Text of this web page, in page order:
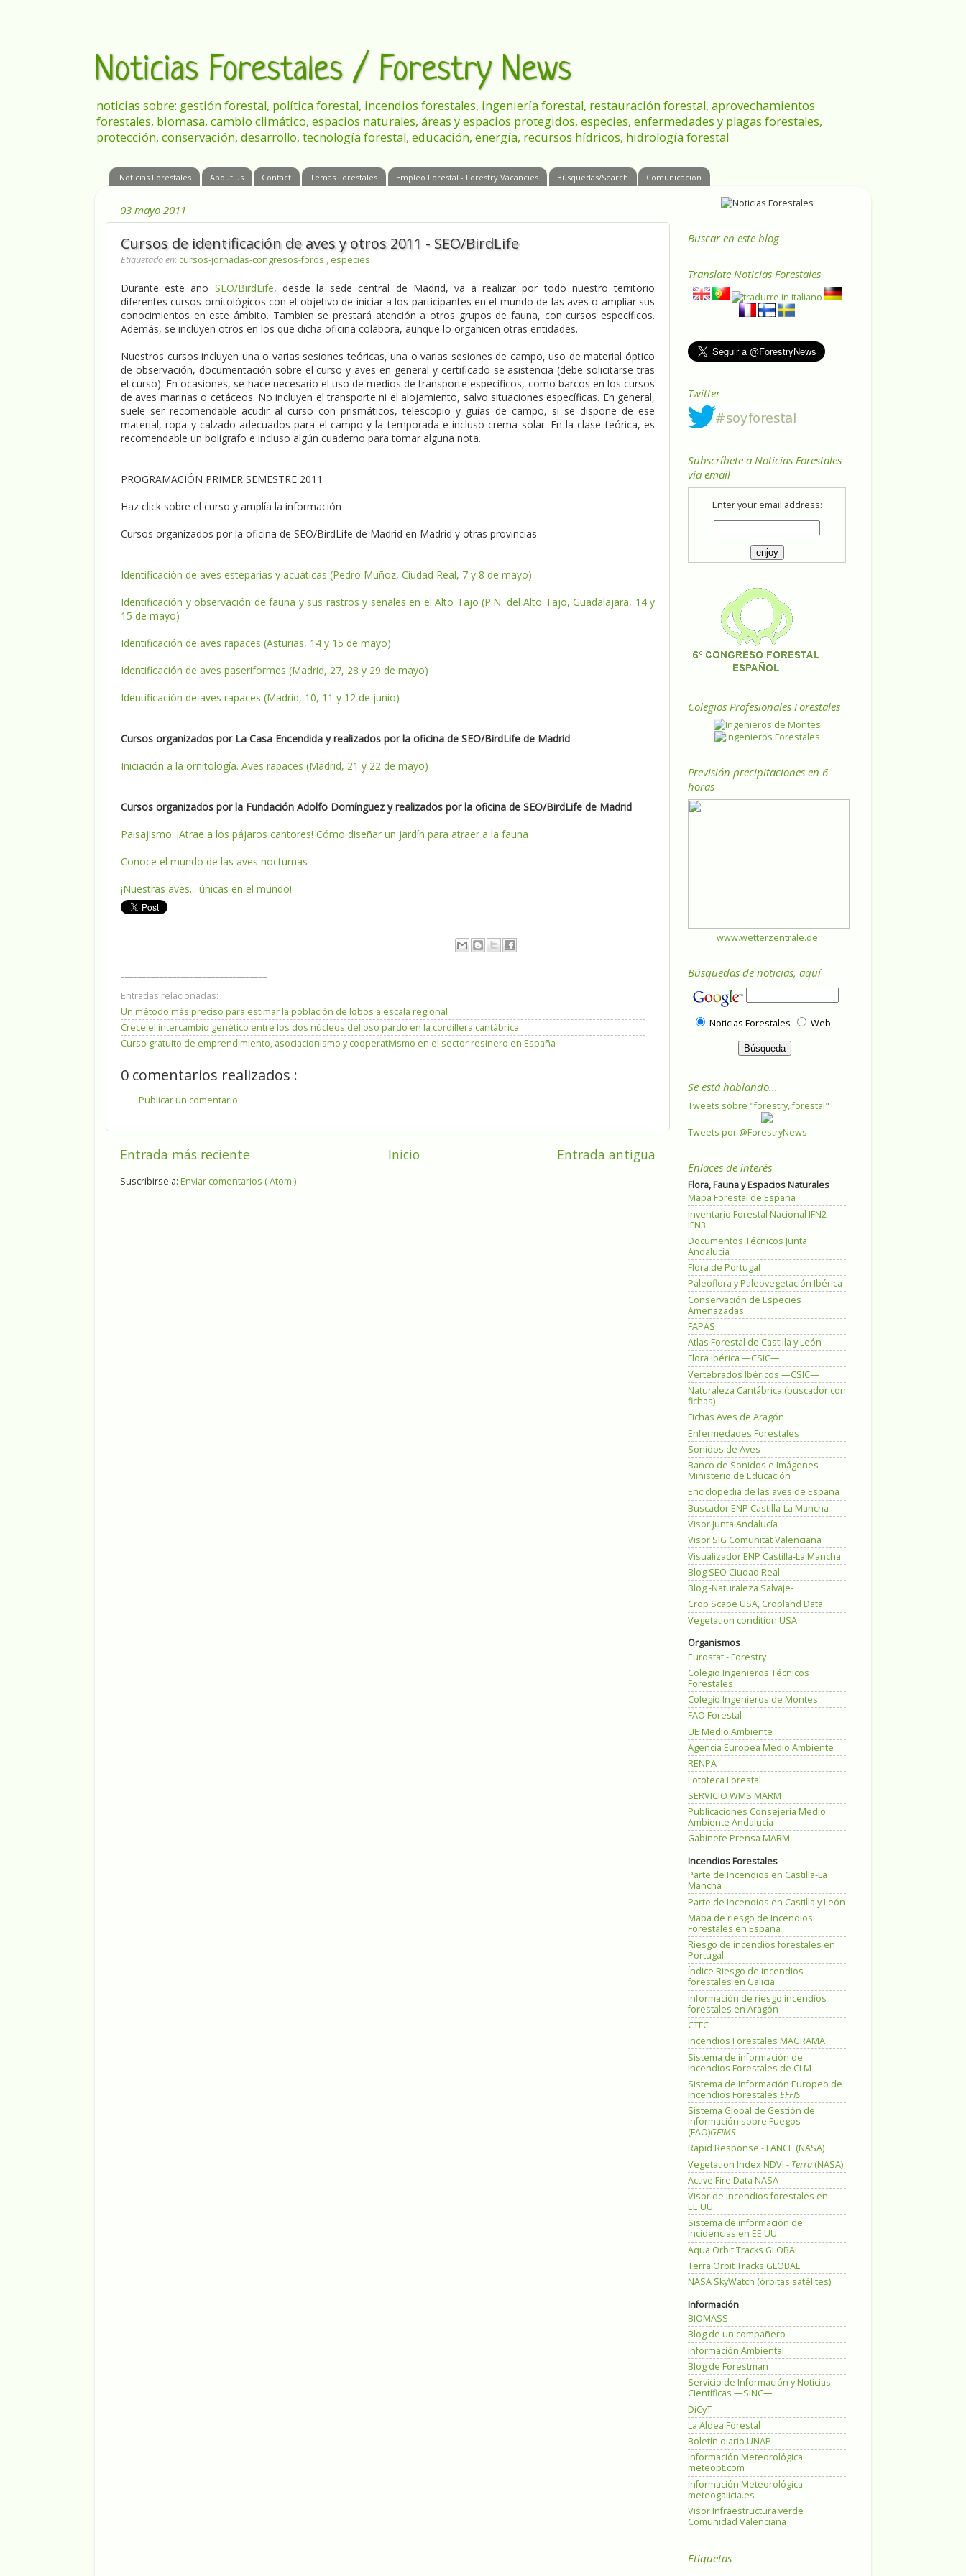
Noticias Forestales / Forestry News
noticias sobre: gestión forestal, política forestal, incendios forestales, ingeniería forestal, restauración forestal, aprovechamientos
forestales, biomasa, cambio climático, espacios naturales, áreas y espacios protegidos, especies, enfermedades y plagas forestales,
protección, conservación, desarrollo, tecnología forestal, educación, energía, recursos hídricos, hidrología forestal
Noticias Forestales About us Contact Temas Forestales Empleo Forestal - Forestry Vacancies Búsquedas/Search Comunicación
03 mayo 2011
Cursos de identificación de aves y otros 2011 - SEO/BirdLife
Etiquetado en: cursos-jornadas-congresos-foros , especies
Durante este año SEO/BirdLife, desde la sede central de Madrid, va a realizar por todo nuestro territorio
diferentes cursos ornitológicos con el objetivo de iniciar a los participantes en el mundo de las aves o ampliar sus
conocimientos en este ámbito. Tambien se prestará atención a otros grupos de fauna, con cursos específicos.
Además, se incluyen otros en los que dicha oficina colabora, aunque lo organicen otras entidades.
Nuestros cursos incluyen una o varias sesiones teóricas, una o varias sesiones de campo, uso de material óptico
de observación, documentación sobre el curso y aves en general y certificado se asistencia (debe solicitarse tras
el curso). En ocasiones, se hace necesario el uso de medios de transporte específicos, como barcos en los cursos
de aves marinas o cetáceos. No incluyen el transporte ni el alojamiento, salvo situaciones específicas. En general,
suele ser recomendable acudir al curso con prismáticos, telescopio y guías de campo, si se dispone de ese
material, ropa y calzado adecuados para el campo y la temporada e incluso crema solar. En la clase teórica, es
recomendable un bolígrafo e incluso algún cuaderno para tomar alguna nota.
PROGRAMACIÓN PRIMER SEMESTRE 2011
Haz click sobre el curso y amplía la información
Cursos organizados por la oficina de SEO/BirdLife de Madrid en Madrid y otras provincias
Identificación de aves esteparias y acuáticas (Pedro Muñoz, Ciudad Real, 7 y 8 de mayo)
Identificación y observación de fauna y sus rastros y señales en el Alto Tajo (P.N. del Alto Tajo, Guadalajara, 14 y
15 de mayo)
Identificación de aves rapaces (Asturias, 14 y 15 de mayo)
Identificación de aves paseriformes (Madrid, 27, 28 y 29 de mayo)
Identificación de aves rapaces (Madrid, 10, 11 y 12 de junio)
Cursos organizados por La Casa Encendida y realizados por la oficina de SEO/BirdLife de Madrid
Iniciación a la ornitología. Aves rapaces (Madrid, 21 y 22 de mayo)
Cursos organizados por la Fundación Adolfo Domínguez y realizados por la oficina de SEO/BirdLife de Madrid
Paisajismo: ¡Atrae a los pájaros cantores! Cómo diseñar un jardín para atraer a la fauna
Conoce el mundo de las aves nocturnas
¡Nuestras aves... únicas en el mundo!
Entradas relacionadas:
Un método más preciso para estimar la población de lobos a escala regional
Crece el intercambio genético entre los dos núcleos del oso pardo en la cordillera cantábrica
Curso gratuito de emprendimiento, asociacionismo y cooperativismo en el sector resinero en España
0 comentarios realizados :
Publicar un comentario
Entrada más reciente Entrada antigua
Inicio
Suscribirse a: Enviar comentarios ( Atom )
Buscar en este blog
Translate Noticias Forestales
Twitter
Subscríbete a Noticias Forestales
vía email
Enter your email address:
Colegios Profesionales Forestales
Previsión precipitaciones en 6
horas
www.wetterzentrale.de
Búsquedas de noticias, aquí
Noticias Forestales Web
Se está hablando...
Tweets sobre "forestry, forestal"
Tweets por @ForestryNews
Enlaces de interés
Flora, Fauna y Espacios Naturales
Mapa Forestal de España
Inventario Forestal Nacional IFN2
IFN3
Documentos Técnicos Junta
Andalucía
Flora de Portugal
Paleoflora y Paleovegetación Ibérica
Conservación de Especies
Amenazadas
FAPAS
Atlas Forestal de Castilla y León
Flora Ibérica —CSIC—
Vertebrados Ibéricos —CSIC—
Naturaleza Cantábrica (buscador con
fichas)
Fichas Aves de Aragón
Enfermedades Forestales
Sonidos de Aves
Banco de Sonidos e Imágenes
Ministerio de Educación
Enciclopedia de las aves de España
Buscador ENP Castilla-La Mancha
Visor Junta Andalucía
Visor SIG Comunitat Valenciana
Visualizador ENP Castilla-La Mancha
Blog SEO Ciudad Real
Blog -Naturaleza Salvaje-
Crop Scape USA, Cropland Data
Vegetation condition USA
Organismos
Eurostat - Forestry
Colegio Ingenieros Técnicos
Forestales
Colegio Ingenieros de Montes
FAO Forestal
UE Medio Ambiente
Agencia Europea Medio Ambiente
RENPA
Fototeca Forestal
SERVICIO WMS MARM
Publicaciones Consejería Medio
Ambiente Andalucía
Gabinete Prensa MARM
Incendios Forestales
Parte de Incendios en Castilla-La
Mancha
Parte de Incendios en Castilla y León
Mapa de riesgo de Incendios
Forestales en España
Riesgo de incendios forestales en
Portugal
Índice Riesgo de incendios
forestales en Galicia
Información de riesgo incendios
forestales en Aragón
CTFC
Incendios Forestales MAGRAMA
Sistema de información de
Incendios Forestales de CLM
Sistema de Información Europeo de
Incendios Forestales EFFIS
Sistema Global de Gestión de
Información sobre Fuegos
(FAO)GFIMS
Rapid Response - LANCE (NASA)
Vegetation Index NDVI - Terra (NASA)
Active Fire Data NASA
Visor de incendios forestales en
EE.UU.
Sistema de información de
Incidencias en EE.UU.
Aqua Orbit Tracks GLOBAL
Terra Orbit Tracks GLOBAL
NASA SkyWatch (órbitas satélites)
Información
BIOMASS
Blog de un compañero
Información Ambiental
Blog de Forestman
Servicio de Información y Noticias
Científicas —SINC—
DiCyT
La Aldea Forestal
Boletín diario UNAP
Información Meteorológica
meteopt.com
Información Meteorológica
meteogalicia.es
Visor Infraestructura verde
Comunidad Valenciana
Etiquetas